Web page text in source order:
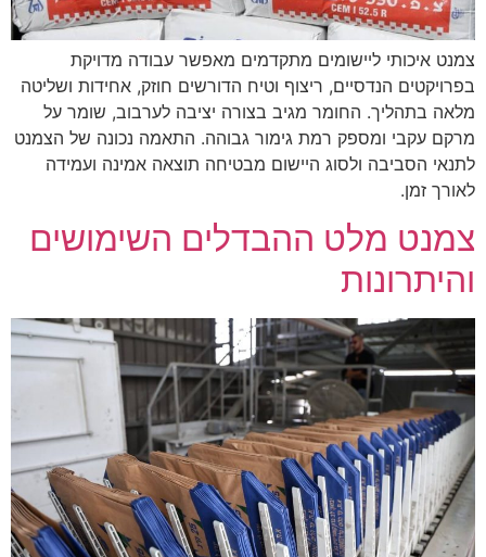
format_underlined הוסף קו תחתון לקישורים
font_download סמן קישורים
לאפס את כל האפשרויות
cached
צמנט איכותי ליישומים מתקדמים מאפשר עבודה מדויקת
בפרויקטים הנדסיים, ריצוף וטיח הדורשים חוזק, אחידות ושליטה
מלאה בתהליך. החומר מגיב בצורה יציבה לערבוב, שומר על
מרקם עקבי ומספק רמת גימור גבוהה. התאמה נכונה של הצמנט
לתנאי הסביבה ולסוג היישום מבטיחה תוצאה אמינה ועמידה
לאורך זמן.
צמנט מלט ההבדלים השימושים
והיתרונות